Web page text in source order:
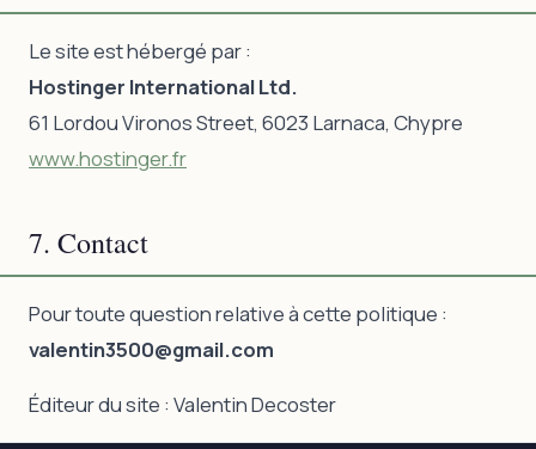
Le site est hébergé par :
Hostinger International Ltd.
61 Lordou Vironos Street, 6023 Larnaca, Chypre
www.hostinger.fr
7. Contact
Pour toute question relative à cette politique :
valentin3500@gmail.com
Éditeur du site : Valentin Decoster